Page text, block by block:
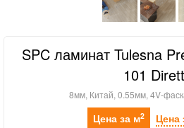
SPC ламинат Tulesna
101
8мм, Китай, 0.55мм, 4V-
Цена за м2 Цена